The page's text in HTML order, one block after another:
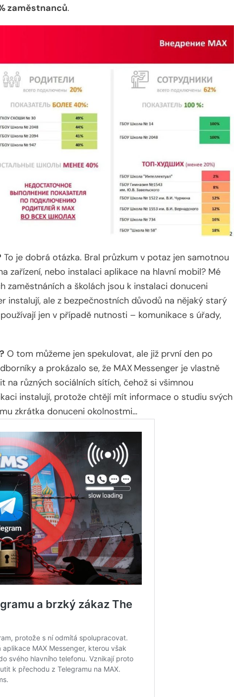
zaměstnanců.
To je dobrá otázka. Bral průzkum v potaz jen samotnou
zařízení, nebo instalaci aplikace na hlavní mobil? Mé
zaměstnáních a školách jsou k instalaci donuceni
instalují, ale z bezpečnostních důvodů na nějaký starý
jen v případě nutnosti – komunikace s úřady,
O tom můžeme jen spekulovat, ale již první den po
a prokázalo se, že MAX Messenger je vlastně
na různých sociálních sítích, čehož si všimnou
instalují, protože chtějí mít informace o studiu svých
zkrátka donuceni okolnostmi…